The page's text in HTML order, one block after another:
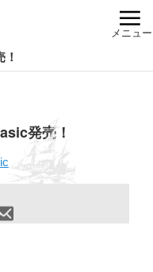
メニュー
発売！